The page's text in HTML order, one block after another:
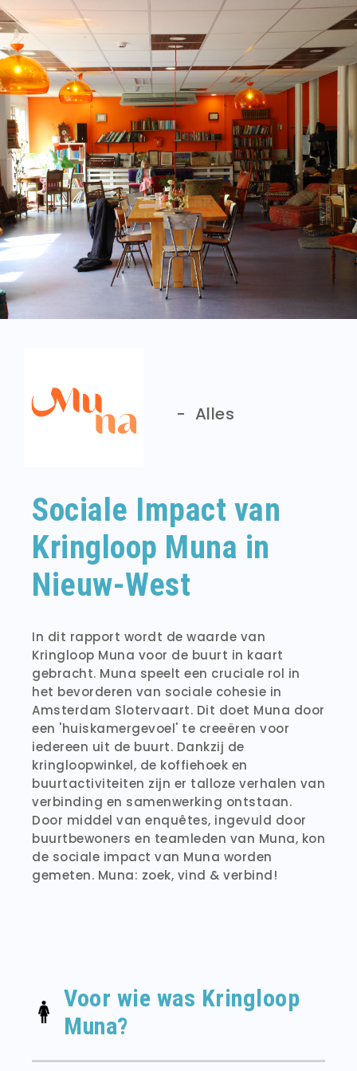
- Alles
Sociale Impact van
Kringloop Muna in
Nieuw-West
In dit rapport wordt de waarde van
Kringloop Muna voor de buurt in kaart
gebracht. Muna speelt een cruciale rol in
het bevorderen van sociale cohesie in
Amsterdam Slotervaart. Dit doet Muna door
een 'huiskamergevoel' te creeëren voor
iedereen uit de buurt. Dankzij de
kringloopwinkel, de koffiehoek en
buurtactiviteiten zijn er talloze verhalen van
verbinding en samenwerking ontstaan.
Door middel van enquêtes, ingevuld door
buurtbewoners en teamleden van Muna, kon
de sociale impact van Muna worden
gemeten. Muna: zoek, vind & verbind!
Voor wie was Kringloop
Muna?